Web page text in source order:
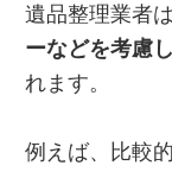
遺品整理業者は
ーなどを考慮
れます。
例えば、比較